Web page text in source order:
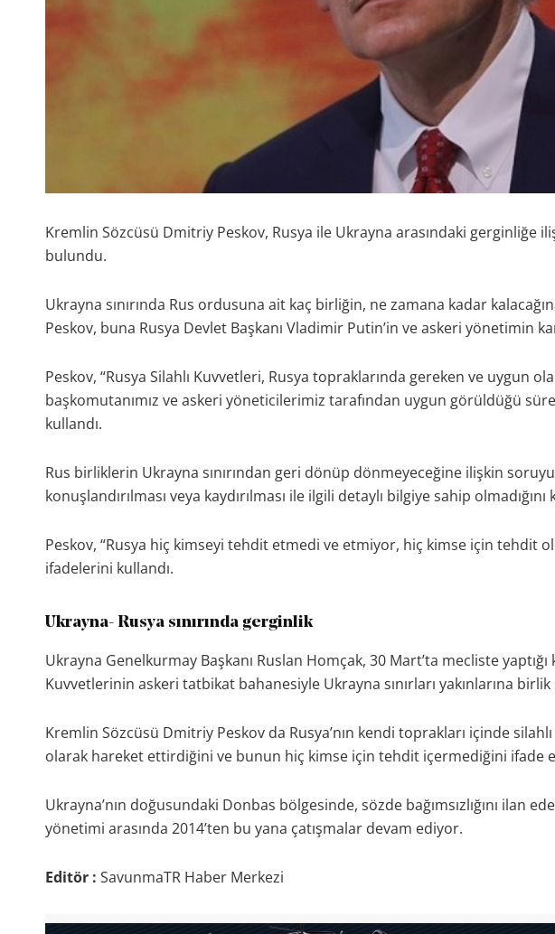
Kremlin Sözcüsü Dmitriy Peskov, Rusya ile Ukrayna arasındaki gerginliğe
bulundu.
Ukrayna sınırında Rus ordusuna ait kaç birliğin, ne zamana kadar
Peskov, buna Rusya Devlet Başkanı Vladimir Putin’in ve askeri yönetimin
Peskov, “Rusya Silahlı Kuvvetleri, Rusya topraklarında gereken ve uygun
başkomutanımız ve askeri yöneticilerimiz tarafından uygun görüldüğü
kullandı.
Rus birliklerin Ukrayna sınırından geri dönüp dönmeyeceğine ilişkin
konuşlandırılması veya kaydırılması ile ilgili detaylı bilgiye sahip olmadığını
Peskov, “Rusya hiç kimseyi tehdit etmedi ve etmiyor, hiç kimse için tehdit
ifadelerini kullandı.
Ukrayna- Rusya sınırında gerginlik
Ukrayna Genelkurmay Başkanı Ruslan Homçak, 30 Mart’ta mecliste yaptığı
Kuvvetlerinin askeri tatbikat bahanesiyle Ukrayna sınırları yakınlarına birlik
Kremlin Sözcüsü Dmitriy Peskov da Rusya’nın kendi toprakları içinde
olarak hareket ettirdiğini ve bunun hiç kimse için tehdit içermediğini ifade
Ukrayna’nın doğusundaki Donbas bölgesinde, sözde bağımsızlığını ilan
yönetimi arasında 2014’ten bu yana çatışmalar devam ediyor.
Editör : SavunmaTR Haber Merkezi